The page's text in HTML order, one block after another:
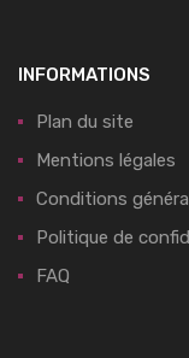
INFORMATIONS
Plan du site
Mentions légales
Conditions
Politique de
FAQ